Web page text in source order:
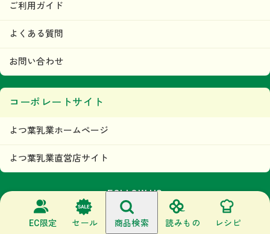
EC限定 セール 商品検索 読みもの レシピ
ご利用ガイド
よくある質問
お問い合わせ
コーポレートサイト
よつ葉乳業ホームページ
よつ葉乳業直営店サイト
FOLLOW US
Instagram